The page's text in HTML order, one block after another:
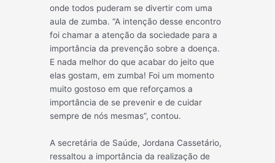
onde todos puderam se divertir com uma
aula de zumba. “A intenção desse encontro
foi chamar a atenção da sociedade para a
importância da prevenção sobre a doença.
E nada melhor do que acabar do jeito que
elas gostam, em zumba! Foi um momento
muito gostoso em que reforçamos a
importância de se prevenir e de cuidar
sempre de nós mesmas”, contou.
A secretária de Saúde, Jordana Cassetário,
ressaltou a importância da realização de